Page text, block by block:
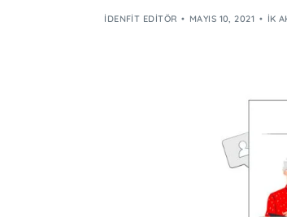
IDENFIT EDITÖR MAYIS 10, 2021 İK